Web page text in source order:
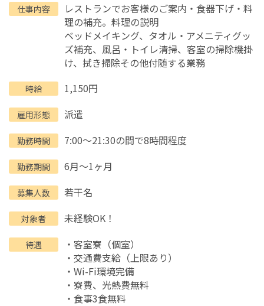
仕事内容
レストランでお客様のご案内・食器下げ・料
理の補充。料理の説明
ベッドメイキング、タオル・アメニティグッ
ズ補充、風呂・トイレ清掃、客室の掃除機掛
け、拭き掃除その他付随する業務
時給 1,150円
雇用形態 派遣
勤務時間 7:00～21:30の間で8時間程度
勤務期間 6月～1ヶ月
募集人数 若干名
対象者 未経験OK！
待遇
・客室寮（個室）
・交通費支給（上限あり）
・Wi-Fi環境完備
・寮費、光熱費無料
・食事3食無料